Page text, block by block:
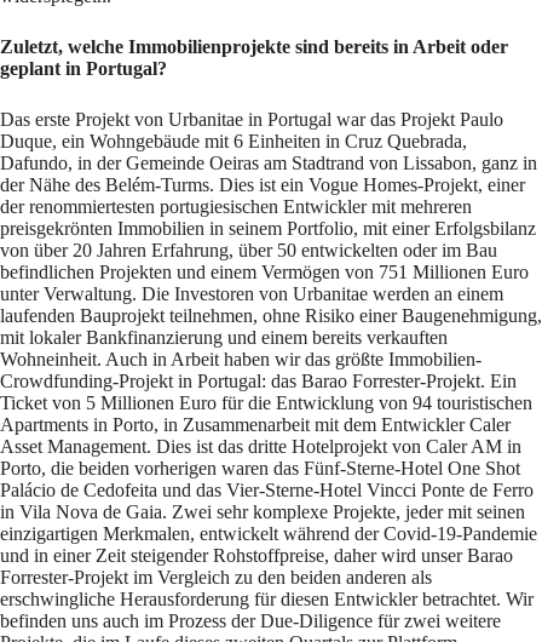
Zuletzt, welche Immobilienprojekte sind bereits in Arbeit oder
geplant in Portugal?
Das erste Projekt von Urbanitae in Portugal war das Projekt Paulo
Duque, ein Wohngebäude mit 6 Einheiten in Cruz Quebrada,
Dafundo, in der Gemeinde Oeiras am Stadtrand von Lissabon, ganz in
der Nähe des Belém-Turms. Dies ist ein Vogue Homes-Projekt, einer
der renommiertesten portugiesischen Entwickler mit mehreren
preisgekrönten Immobilien in seinem Portfolio, mit einer Erfolgsbilanz
von über 20 Jahren Erfahrung, über 50 entwickelten oder im Bau
befindlichen Projekten und einem Vermögen von 751 Millionen Euro
unter Verwaltung. Die Investoren von Urbanitae werden an einem
laufenden Bauprojekt teilnehmen, ohne Risiko einer Baugenehmigung,
mit lokaler Bankfinanzierung und einem bereits verkauften
Wohneinheit. Auch in Arbeit haben wir das größte Immobilien-
Crowdfunding-Projekt in Portugal: das Barao Forrester-Projekt. Ein
Ticket von 5 Millionen Euro für die Entwicklung von 94 touristischen
Apartments in Porto, in Zusammenarbeit mit dem Entwickler Caler
Asset Management. Dies ist das dritte Hotelprojekt von Caler AM in
Porto, die beiden vorherigen waren das Fünf-Sterne-Hotel One Shot
Palácio de Cedofeita und das Vier-Sterne-Hotel Vincci Ponte de Ferro
in Vila Nova de Gaia. Zwei sehr komplexe Projekte, jeder mit seinen
einzigartigen Merkmalen, entwickelt während der Covid-19-Pandemie
und in einer Zeit steigender Rohstoffpreise, daher wird unser Barao
Forrester-Projekt im Vergleich zu den beiden anderen als
erschwingliche Herausforderung für diesen Entwickler betrachtet. Wir
befinden uns auch im Prozess der Due-Diligence für zwei weitere